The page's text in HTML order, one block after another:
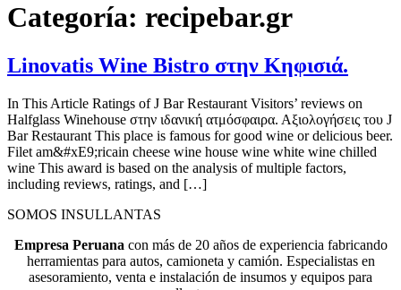
Categoría: recipebar.gr
Linovatis Wine Bistro στην Κηφισιά.
In This Article Ratings of J Bar Restaurant Visitors’ reviews on
Halfglass Winehouse στην ιδανική ατμόσφαιρα. Αξιολογήσεις του J
Bar Restaurant This place is famous for good wine or delicious beer.
Filet am&#xE9;ricain cheese wine house wine white wine chilled
wine This award is based on the analysis of multiple factors,
including reviews, ratings, and […]
SOMOS INSULLANTAS
Empresa Peruana con más de 20 años de experiencia fabricando
herramientas para autos, camioneta y camión. Especialistas en
asesoramiento, venta e instalación de insumos y equipos para